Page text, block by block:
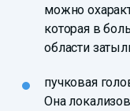
можно
которая в
области
пучковая
Она